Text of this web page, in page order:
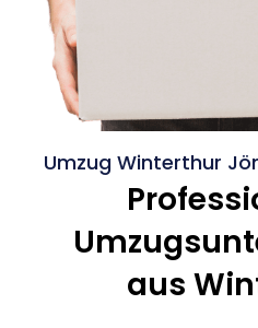
Umzug Winterthur
aus